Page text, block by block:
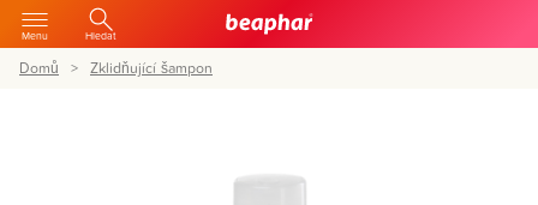
Menu Hledat
Domů Zklidňující šampon